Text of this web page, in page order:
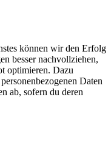
können wir den Erfolg
besser nachvollziehen,
optimieren. Dazu
Daten
ab, sofern du deren